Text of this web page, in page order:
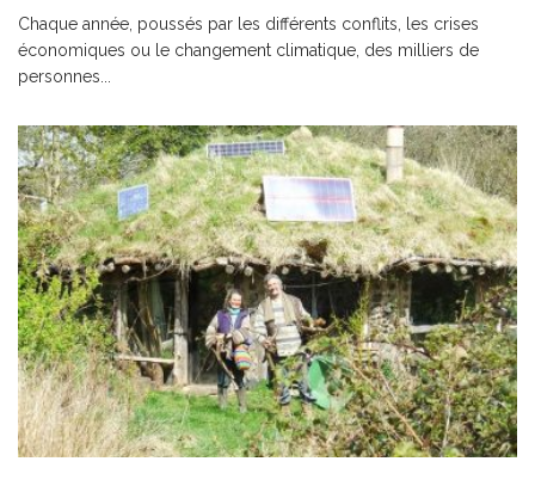
Chaque année, poussés par les différents conflits, les crises
économiques ou le changement climatique, des milliers de
personnes